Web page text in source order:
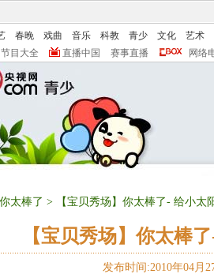
春晚 戏曲 音乐 科教 青少 文化
艺术
节目大全 直播中国 赛事直播 网络
太棒了 > 【宝贝秀场】你太棒了- 给小太
【宝贝秀场】你太棒
发布时间:2010年04月